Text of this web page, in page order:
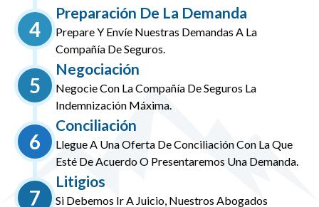
4
Preparación De La Demanda
Prepare Y Envíe Nuestras Demandas A La
Compañía De Seguros.
5
Negociación
Negocie Con La Compañía De Seguros La
Indemnización Máxima.
6
Conciliación
Llegue A Una Oferta De Conciliación Con La Que
Esté De Acuerdo O Presentaremos Una Demanda.
7
Litigios
Si Debemos Ir A Juicio, Nuestros Abogados